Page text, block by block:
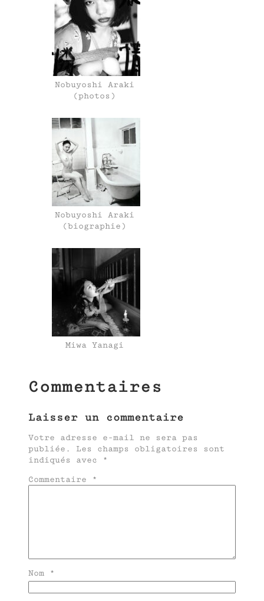
Nobuyoshi Araki
(photos)
Nobuyoshi Araki
(biographie)
Miwa Yanagi
Commentaires
Laisser un commentaire
Votre adresse e-mail ne sera pas
publiée.
Les champs obligatoires sont
indiqués avec
*
Commentaire
*
Nom *